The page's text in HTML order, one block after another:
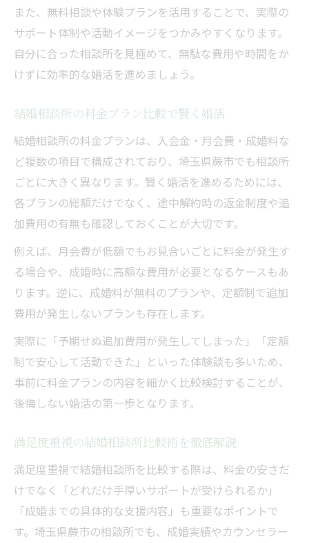
また、無料相談や体験プランを活用することで、実際の
サポート体制や活動イメージをつかみやすくなります。
自分に合った相談所を見極めて、無駄な費用や時間をか
けずに効率的な婚活を進めましょう。
結婚相談所の料金プラン比較で賢く婚活
結婚相談所の料金プランは、入会金・月会費・成婚料な
ど複数の項目で構成されており、埼玉県蕨市でも相談所
ごとに大きく異なります。賢く婚活を進めるためには、
各プランの総額だけでなく、途中解約時の返金制度や追
加費用の有無も確認しておくことが大切です。
例えば、月会費が低額でもお見合いごとに料金が発生す
る場合や、成婚時に高額な費用が必要となるケースもあ
ります。逆に、成婚料が無料のプランや、定額制で追加
費用が発生しないプランも存在します。
実際に「予期せぬ追加費用が発生してしまった」「定額
制で安心して活動できた」といった体験談も多いため、
事前に料金プランの内容を細かく比較検討することが、
後悔しない婚活の第一歩となります。
満足度重視の結婚相談所比較術を徹底解説
満足度重視で結婚相談所を比較する際は、料金の安さだ
けでなく「どれだけ手厚いサポートが受けられるか」
「成婚までの具体的な支援内容」も重要なポイントで
す。埼玉県蕨市の相談所でも、成婚実績やカウンセラー